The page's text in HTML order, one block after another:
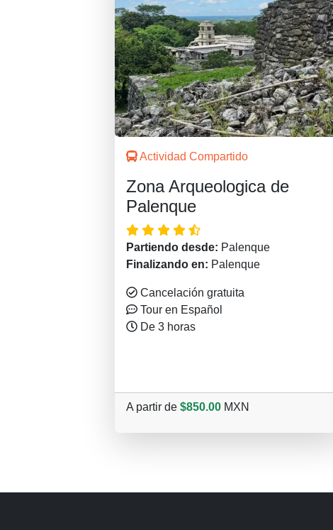
Actividad Compartido
Zona Arqueologica de
Palenque
Partiendo desde: Palenque
Finalizando en: Palenque
Cancelación gratuita
Tour en Español
De 3 horas
A partir de $850.00 MXN